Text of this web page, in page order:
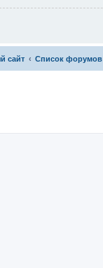
сайт Список форумов